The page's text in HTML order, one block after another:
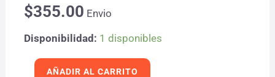
$355.00 Envio
Disponibilidad: 1 disponibles
cantidad
AÑADIR AL CARRITO